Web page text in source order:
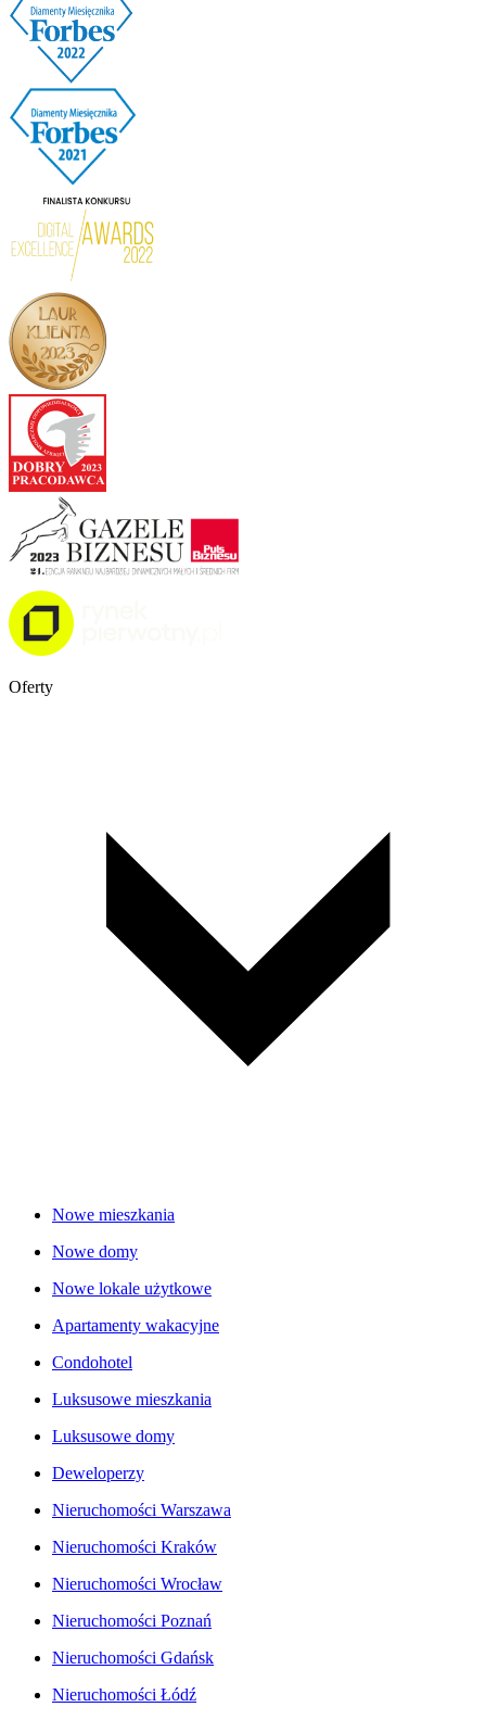
Oferty
Nowe mieszkania
Nowe domy
Nowe lokale użytkowe
Apartamenty wakacyjne
Condohotel
Luksusowe mieszkania
Luksusowe domy
Deweloperzy
Nieruchomości Warszawa
Nieruchomości Kraków
Nieruchomości Wrocław
Nieruchomości Poznań
Nieruchomości Gdańsk
Nieruchomości Łódź